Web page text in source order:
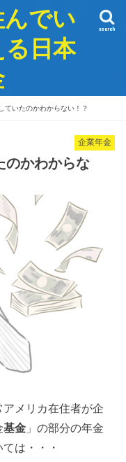
でい
日本
search
ていたのかわからない！？
企業年金
のかわからな
メリカ在住者が企
基金 」の部分の年金
は・・・